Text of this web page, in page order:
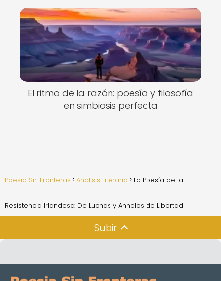
El ritmo de la razón: poesía y filosofía
en simbiosis perfecta
Poesia Sin Fronteras Análisis Literario La Poesía de la
Resistencia Irlandesa: De Luchas y Anhelos de Libertad
Subir